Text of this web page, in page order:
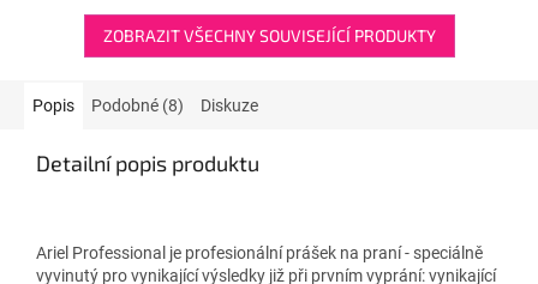
ZOBRAZIT VŠECHNY SOUVISEJÍCÍ PRODUKTY
Popis Podobné (8) Diskuze
Detailní popis produktu
Ariel Professional je profesionální prášek na praní - speciálně
vyvinutý pro vynikající výsledky již při prvním vyprání: vynikající